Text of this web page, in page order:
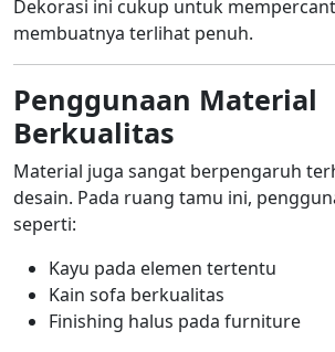
Dekorasi ini cukup untuk
membuatnya terlihat penuh.
Penggunaan Material
Berkualitas
Material juga sangat berpengaruh
desain. Pada ruang tamu ini,
seperti:
Kayu pada elemen tertentu
Kain sofa berkualitas
Finishing halus pada furniture